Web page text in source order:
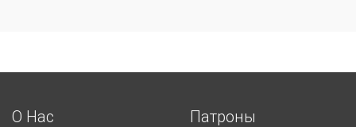
О Нас Патроны